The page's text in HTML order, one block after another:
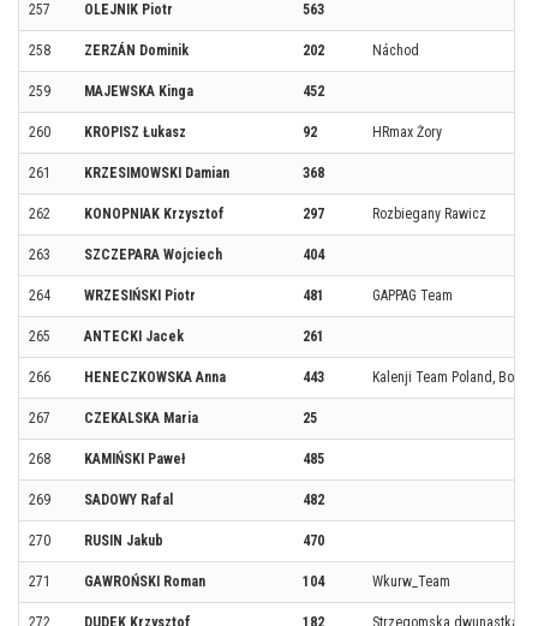
257 OLEJNIK Piotr 563
258 ZERZÁN Dominik 202 Náchod
259 MAJEWSKA Kinga 452
260 KROPISZ Łukasz 92 HRmax Żory
261 KRZESIMOWSKI Damian 368
262 KONOPNIAK Krzysztof 297 Rozbiegany Rawicz
263 SZCZEPARA Wojciech 404
264 WRZESIŃSKI Piotr 481 GAPPAG Team
265 ANTECKI Jacek 261
266 HENECZKOWSKA Anna 443 Kalenji Team Poland, Born
267 CZEKALSKA Maria 25
268 KAMIŃSKI Paweł 485
269 SADOWY Rafal 482
270 RUSIN Jakub 470
271 GAWROŃSKI Roman 104 Wkurw_Team
272 DUDEK Krzysztof 182 Strzegomska dwunastka